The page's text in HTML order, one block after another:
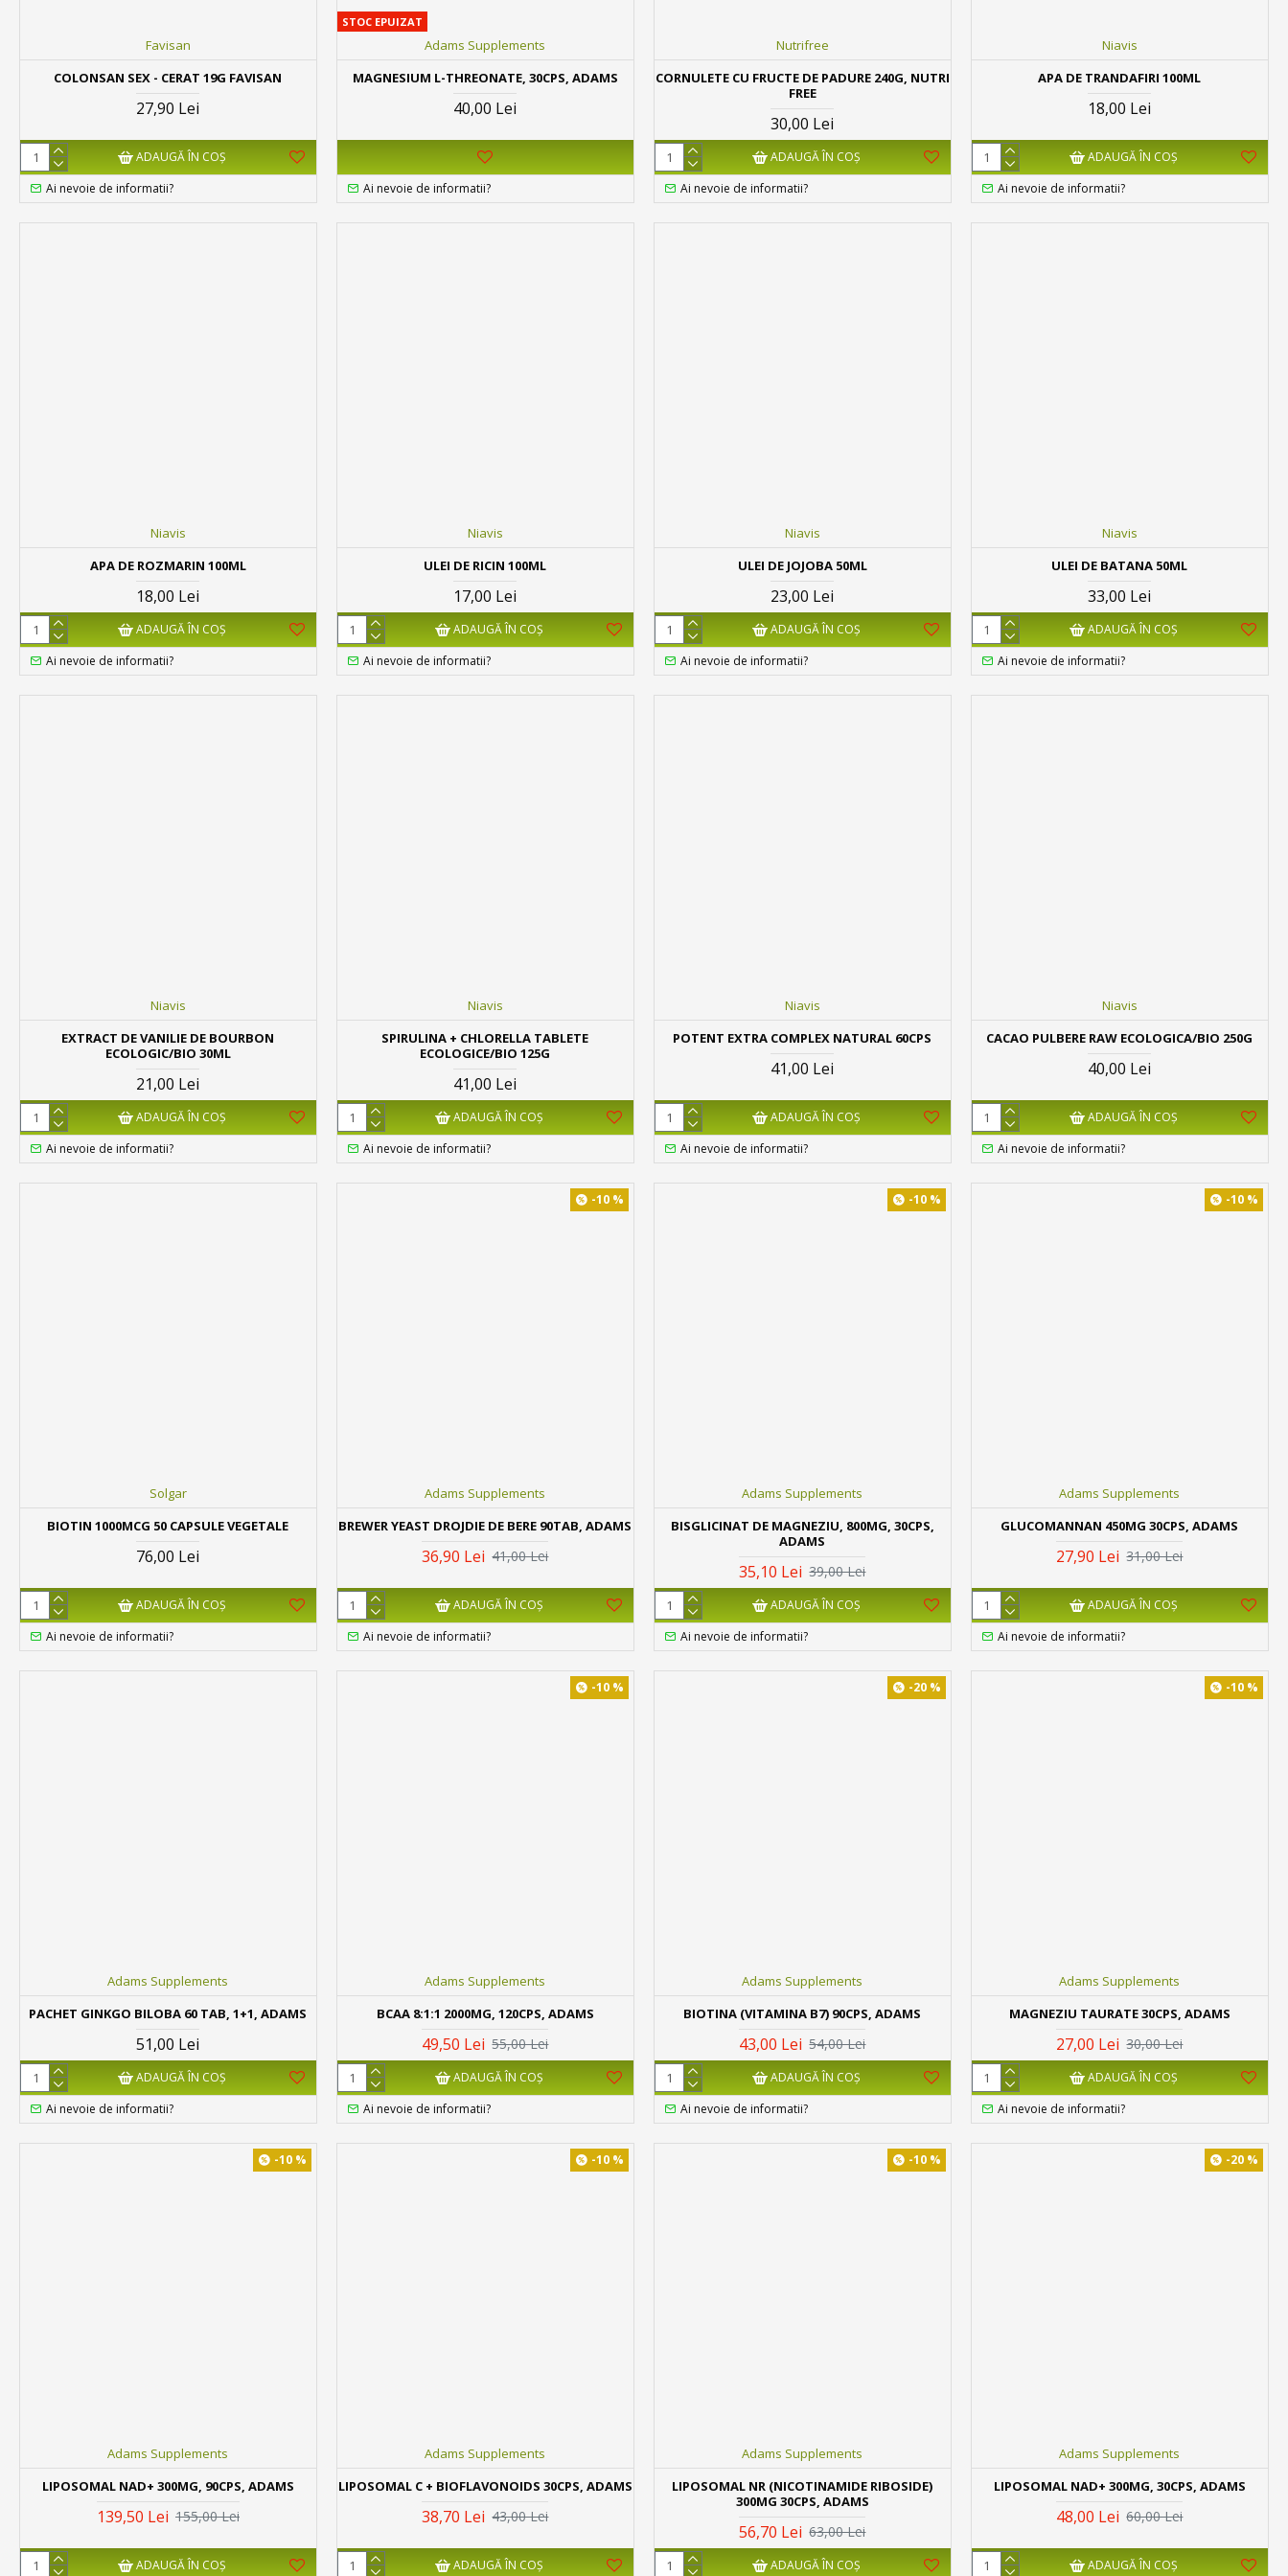
Favisan
COLONSAN SEX - CERAT 19G FAVISAN
27,90 Lei
ADAUGĂ ÎN COŞ
Ai nevoie de informatii?
STOC EPUIZAT
Adams Supplements
MAGNESIUM L-THREONATE, 30CPS, ADAMS
40,00 Lei
Ai nevoie de informatii?
Nutrifree
CORNULETE CU FRUCTE DE PADURE 240G, NUTRI
FREE
30,00 Lei
ADAUGĂ ÎN COŞ
Ai nevoie de informatii?
Niavis
APA DE TRANDAFIRI 100ML
18,00 Lei
ADAUGĂ ÎN COŞ
Ai nevoie de informatii?
Niavis
APA DE ROZMARIN 100ML
18,00 Lei
ADAUGĂ ÎN COŞ
Ai nevoie de informatii?
Niavis
ULEI DE RICIN 100ML
17,00 Lei
ADAUGĂ ÎN COŞ
Ai nevoie de informatii?
Niavis
ULEI DE JOJOBA 50ML
23,00 Lei
ADAUGĂ ÎN COŞ
Ai nevoie de informatii?
Niavis
ULEI DE BATANA 50ML
33,00 Lei
ADAUGĂ ÎN COŞ
Ai nevoie de informatii?
Niavis
EXTRACT DE VANILIE DE BOURBON
ECOLOGIC/BIO 30ML
21,00 Lei
ADAUGĂ ÎN COŞ
Ai nevoie de informatii?
Niavis
SPIRULINA + CHLORELLA TABLETE
ECOLOGICE/BIO 125G
41,00 Lei
ADAUGĂ ÎN COŞ
Ai nevoie de informatii?
Niavis
POTENT EXTRA COMPLEX NATURAL 60CPS
41,00 Lei
ADAUGĂ ÎN COŞ
Ai nevoie de informatii?
Niavis
CACAO PULBERE RAW ECOLOGICA/BIO 250G
40,00 Lei
ADAUGĂ ÎN COŞ
Ai nevoie de informatii?
Solgar
BIOTIN 1000MCG 50 CAPSULE VEGETALE
76,00 Lei
ADAUGĂ ÎN COŞ
Ai nevoie de informatii?
-10 %
Adams Supplements
BREWER YEAST DROJDIE DE BERE 90TAB, ADAMS
36,90 Lei 41,00 Lei
ADAUGĂ ÎN COŞ
Ai nevoie de informatii?
-10 %
Adams Supplements
BISGLICINAT DE MAGNEZIU, 800MG, 30CPS,
ADAMS
35,10 Lei 39,00 Lei
ADAUGĂ ÎN COŞ
Ai nevoie de informatii?
-10 %
Adams Supplements
GLUCOMANNAN 450MG 30CPS, ADAMS
27,90 Lei 31,00 Lei
ADAUGĂ ÎN COŞ
Ai nevoie de informatii?
Adams Supplements
PACHET GINKGO BILOBA 60 TAB, 1+1, ADAMS
51,00 Lei
ADAUGĂ ÎN COŞ
Ai nevoie de informatii?
-10 %
Adams Supplements
BCAA 8:1:1 2000MG, 120CPS, ADAMS
49,50 Lei 55,00 Lei
ADAUGĂ ÎN COŞ
Ai nevoie de informatii?
-20 %
Adams Supplements
BIOTINA (VITAMINA B7) 90CPS, ADAMS
43,00 Lei 54,00 Lei
ADAUGĂ ÎN COŞ
Ai nevoie de informatii?
-10 %
Adams Supplements
MAGNEZIU TAURATE 30CPS, ADAMS
27,00 Lei 30,00 Lei
ADAUGĂ ÎN COŞ
Ai nevoie de informatii?
-10 %
Adams Supplements
LIPOSOMAL NAD+ 300MG, 90CPS, ADAMS
139,50 Lei 155,00 Lei
ADAUGĂ ÎN COŞ
-10 %
Adams Supplements
LIPOSOMAL C + BIOFLAVONOIDS 30CPS, ADAMS
38,70 Lei 43,00 Lei
ADAUGĂ ÎN COŞ
-10 %
Adams Supplements
LIPOSOMAL NR (NICOTINAMIDE RIBOSIDE)
300MG 30CPS, ADAMS
56,70 Lei 63,00 Lei
ADAUGĂ ÎN COŞ
-20 %
Adams Supplements
LIPOSOMAL NAD+ 300MG, 30CPS, ADAMS
48,00 Lei 60,00 Lei
ADAUGĂ ÎN COŞ